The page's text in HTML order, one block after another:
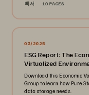
백서 10 PAGES
03/2025
ESG Report: The
Virtualized
Download this Economic
Group to learn how Pure
data storage needs.